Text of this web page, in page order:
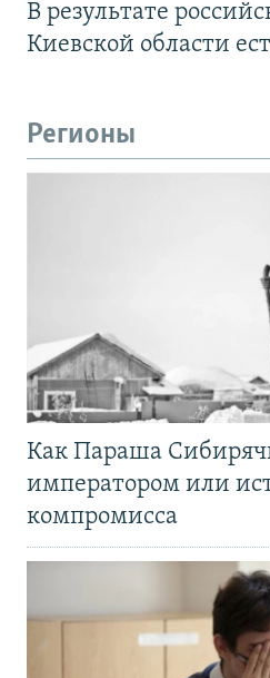
В результате
Киевской области
Регионы
Как Параша
императором или
компромисса